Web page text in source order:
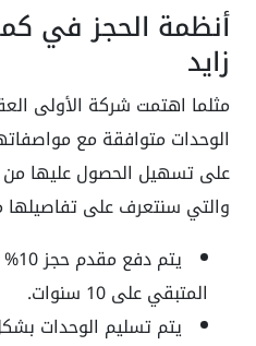
أنظمة الحجز في
زايد
مثلما اهتمت شركة الأولى
الوحدات متوافقة مع
على تسهيل الحصول عليها من
والتي سنتعرف على تفاصيلها
المتبقي على 10 سنوات.
يتم تسليم الوحدات